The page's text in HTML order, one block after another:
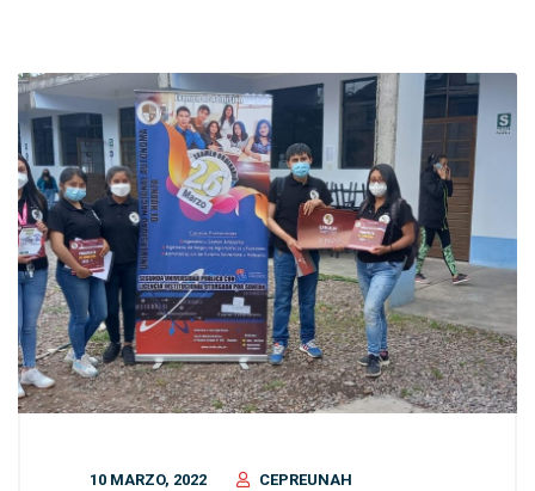
10 MARZO, 2022
CEPREUNAH